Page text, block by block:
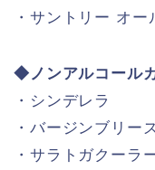
・サントリー オー
◆ノンアルコール
・シンデレラ
・バージンブリー
・サラトガクーラ